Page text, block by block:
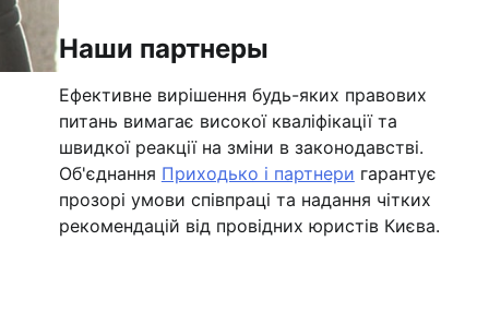
Наши партнеры
Ефективне вирішення будь-яких правових
питань вимагає високої кваліфікації та
швидкої реакції на зміни в законодавстві.
Об'єднання Приходько і партнери гарантує
прозорі умови співпраці та надання чітких
рекомендацій від провідних юристів Києва.